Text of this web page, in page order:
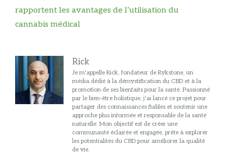
rapportent les avantages de l’utilisation du
cannabis médical
Rick
Je m'appelle Rick, fondateur de Rykstone, un
média dédié à la démystification du CBD et à la
promotion de ses bienfaits pour la santé. Passionné
par le bien-être holistique, j'ai lancé ce projet pour
partager des connaissances fiables et soutenir une
approche plus informée et responsable de la santé
naturelle. Mon objectif est de créer une
communauté éclairée et engagée, prête à explorer
les potentialités du CBD pour améliorer la qualité
de vie.